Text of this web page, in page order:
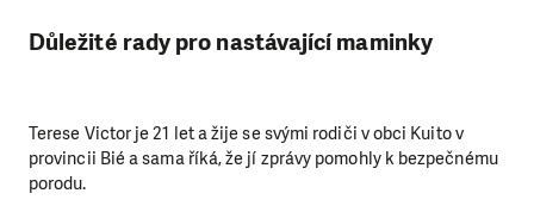
Důležité rady pro nastávající maminky
Terese Victor je 21 let a žije se svými rodiči v obci Kuito v
provincii Bié a sama říká, že jí zprávy pomohly k bezpečnému
porodu.